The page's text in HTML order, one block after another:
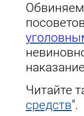
Читайте
средств".